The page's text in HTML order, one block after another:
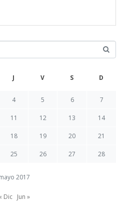
2017
J V S D
4 5 6 7
11 12 13 14
18 19 20 21
25 26 27 28
Dic Jun »